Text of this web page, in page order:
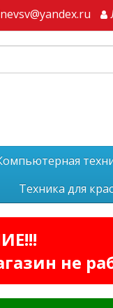
Техника для
не